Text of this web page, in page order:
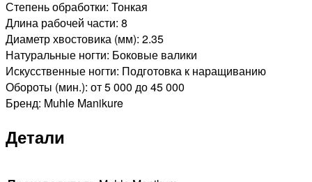
Степень обработки: Тонкая
Длина рабочей части: 8
Диаметр хвостовика (мм): 2.35
Натуральные ногти: Боковые валики
Искусственные ногти: Подготовка к наращиванию
Обороты (мин.): от 5 000 до 45 000
Бренд: Muhle Manikure
Детали